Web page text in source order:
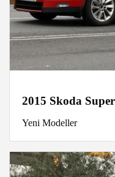
2015 Skoda
Yeni Modeller